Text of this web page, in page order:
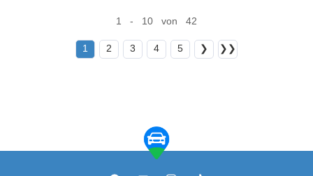
1 - 10 von 42
1 2 3 4 5 ❯ ❯❯